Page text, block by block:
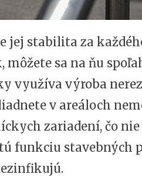
jej stabilita za
sa na ňu
využíva výroba
v areáloch
zariadení, čo nie
funkciu stavebných